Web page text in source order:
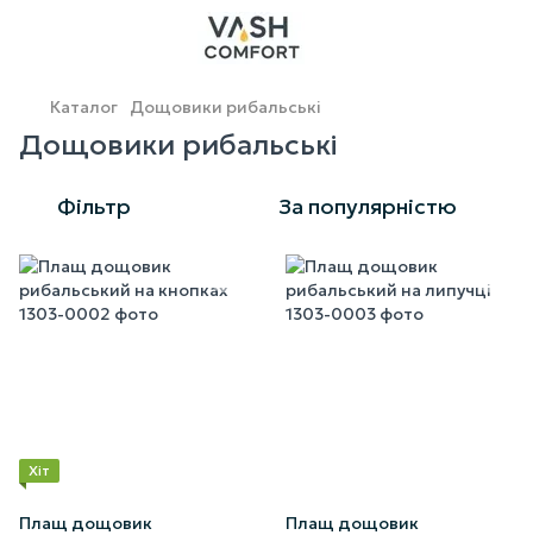
Каталог Дощовики рибальські
Дощовики рибальські
Фільтр За популярністю
Хіт
Плащ дощовик
Плащ дощовик